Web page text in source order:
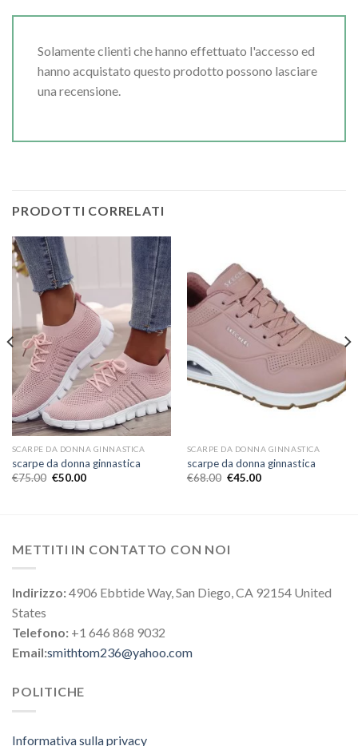
Solamente clienti che hanno effettuato l'accesso ed
hanno acquistato questo prodotto possono lasciare
una recensione.
PRODOTTI CORRELATI
SCARPE DA DONNA GINNASTICA
scarpe da donna ginnastica
€75.00 €50.00
SCARPE DA DONNA GINNASTICA
scarpe da donna ginnastica
€68.00 €45.00
METTITI IN CONTATTO CON NOI
Indirizzo:4906 Ebbtide Way, San Diego, CA 92154 United
States
Telefono: +1 646 868 9032
Email:smithtom236@yahoo.com
POLITICHE
Informativa sulla privacy